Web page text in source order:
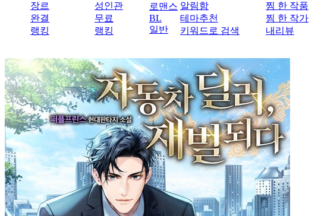
장르
완결
랭킹
성인관
무료
랭킹
로맨스
BL
일반
알림함
테마추천
키워드로 검색
찜 한 작품
찜 한 작가
내리뷰